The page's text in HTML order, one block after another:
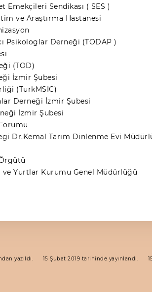
Emekçileri Sendikası ( SES )
ve Araştırma Hastanesi
Psikologlar Derneği (TODAP )
(TOD)
İzmir Şubesi
(TurkMSIC)
Derneği İzmir Şubesi
İzmir Şubesi
Dr.Kemal Tarım Dinlenme Evi
Yurtlar Kurumu Genel Müdürlüğü
yazıldı. 15 Şubat 2019 tarihinde yayınlandı.